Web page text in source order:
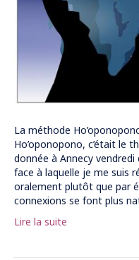
La méthode
Ho’oponopono, c’était le
donnée à Annecy
face à laquelle je me suis
oralement plutôt que par
connexions se font plus
Lire la suite